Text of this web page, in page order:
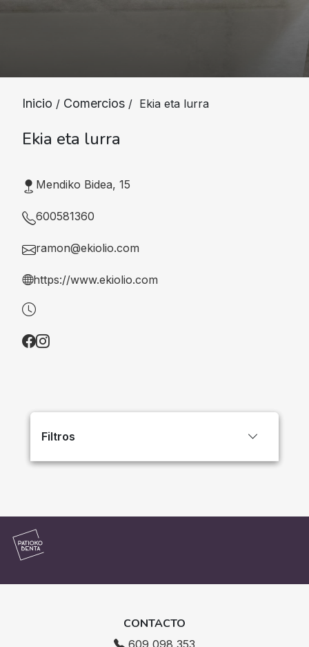
Inicio / Comercios / Ekia eta lurra
Ekia eta lurra
Mendiko Bidea, 15
600581360
ramon@ekiolio.com
https://www.ekiolio.com
Filtros
CONTACTO
609 098 353